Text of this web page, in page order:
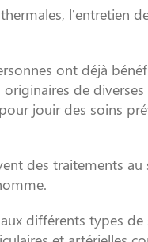
l’entretien
ont déjà
de
jouir des soins
des traitements
différents types